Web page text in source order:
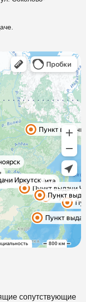
сопутствующие